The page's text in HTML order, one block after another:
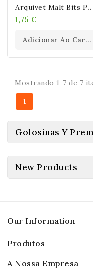
A
Rquivet Malt Bits PREMIOS MALTA
1,75 €
Adicionar Ao
Mostrando 1-7 de 7
1
Golosinas Y
New Products
Our Information
Produtos
A Nossa Empresa